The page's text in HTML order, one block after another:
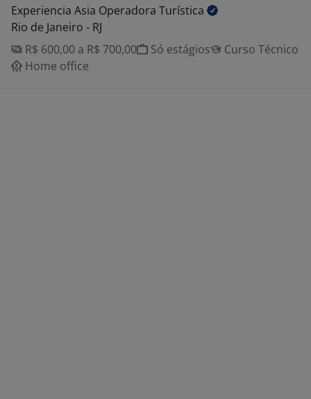
Experiencia Asia Operadora Turística
Rio de Janeiro - RJ
R$ 600,00 a R$ 700,00
Só estágios
Curso Técnico
Home office